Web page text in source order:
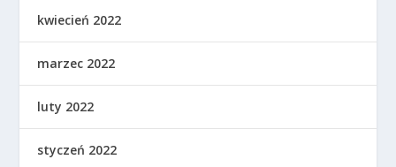
kwiecień 2022
marzec 2022
luty 2022
styczeń 2022